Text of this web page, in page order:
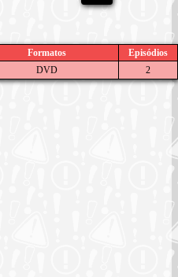
Formatos
Episódios
DVD 2